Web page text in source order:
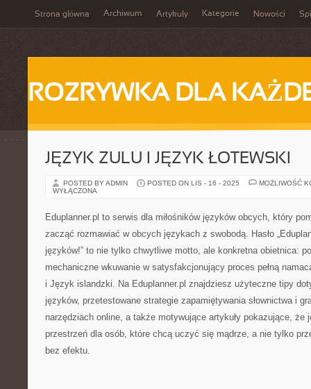
Strona główna Archiwum Artykuły Kategorie Nowości
ROZRYWKA DLA
JĘZYK ZULU I JĘZYK ŁOTEWSKI
POSTED BY ADMIN POSTED ON LIS - 16 - 2025
MOŻLIWOŚĆ
WYŁĄCZONA
Eduplanner.pl to serwis dla miłośników języków obcych, który
zacząć rozmawiać w obcych językach z swobodą. Hasło
języków!” to nie tylko chwytliwe motto, ale konkretna obietnica:
mechaniczne wkuwanie w satysfakcjonujący proces pełną
i Język islandzki. Na Eduplanner.pl znajdziesz użyteczne tipy
języków, przetestowane strategie zapamiętywania słownictwa i
narzędziach online, a także motywujące artykuły pokazujące, że
przestrzeń dla osób, które chcą uczyć się mądrze, a nie tylko
bez efektu.